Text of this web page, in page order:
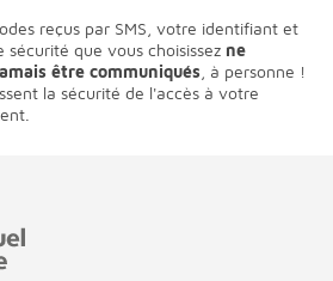
reçus par SMS, votre identifiant et
sécurité que vous choisissez ne
être communiqués , à personne !
la sécurité de l'accès à votre